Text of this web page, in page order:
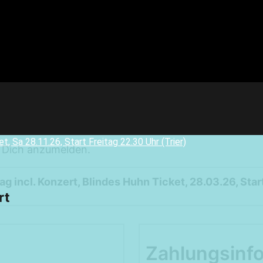
Ischgl: Closing 4 Tagestour
anzumelden.
incl. Konzert, Blindes Huhn Ticket, 28.03.26,